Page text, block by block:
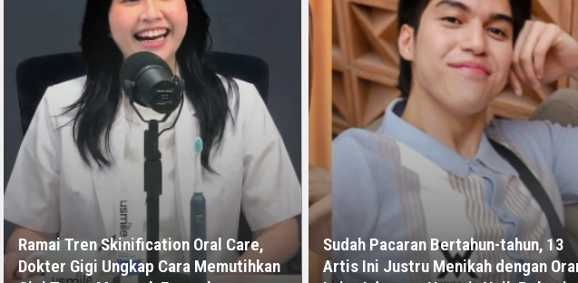
Ramai Tren Skinification Oral Care,
Dokter Gigi Ungkap Cara Memutihkan
Sudah Pacaran Bertahun-tahun, 13
Artis Ini Justru Menikah dengan